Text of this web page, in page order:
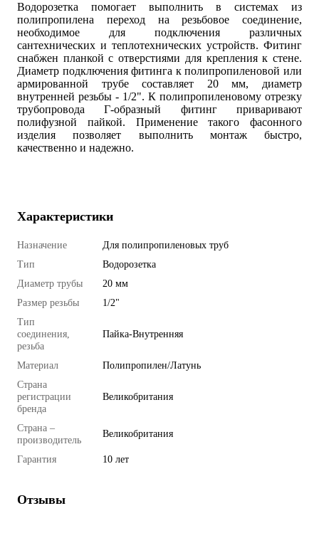
Водорозетка помогает выполнить в системах из
полипропилена переход на резьбовое соединение,
необходимое для подключения различных
сантехнических и теплотехнических устройств. Фитинг
снабжен планкой с отверстиями для крепления к стене.
Диаметр подключения фитинга к полипропиленовой или
армированной трубе составляет 20 мм, диаметр
внутренней резьбы - 1/2". К полипропиленовому отрезку
трубопровода Г-образный фитинг приваривают
полифузной пайкой. Применение такого фасонного
изделия позволяет выполнить монтаж быстро,
качественно и надежно.
Характеристики
Назначение
Для полипропиленовых труб
Тип
Водорозетка
Диаметр трубы
20 мм
Размер резьбы
1/2"
Тип
соединения,
резьба
Пайка-Внутренняя
Материал
Полипропилен/Латунь
Страна
регистрации
бренда
Великобритания
Страна –
производитель
Великобритания
Гарантия 10 лет
Отзывы